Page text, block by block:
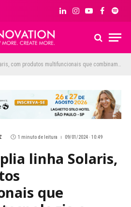
LinkedInInstagram
YouTubeFacebook
produtos multifuncionais que combinam tecnologia e benefícios
1 minuto de leitura 09/01/2024 · 10:49
linha Solaris,
que